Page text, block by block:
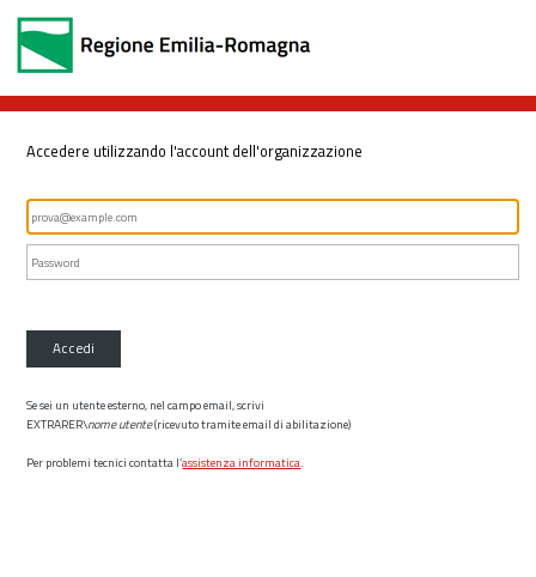
Accedere utilizzando l'account dell'organizzazione
Accedi
Se sei un utente esterno, nel campo email, scrivi
EXTRARER\nome utente(ricevuto tramite email di abilitazione)
Per problemi tecnici contatta l’assistenza informatica.